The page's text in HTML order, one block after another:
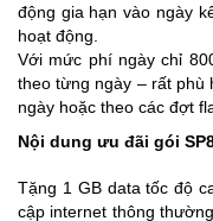
động gia hạn vào ngày
hoạt động.
Với mức phí ngày chỉ
theo từng ngày – rất phù
ngày hoặc theo các đợt
Nội dung ưu đãi gói
Tặng 1 GB data tốc độ
cập internet thông